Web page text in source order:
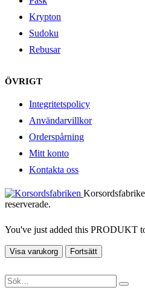
Krypton
Sudoku
Rebusar
ÖVRIGT
Integritetspolicy
Användarvillkor
Orderspårning
Mitt konto
Kontakta oss
reserverade.
You've just added this PRODUKT
Visa varukorg Fortsätt